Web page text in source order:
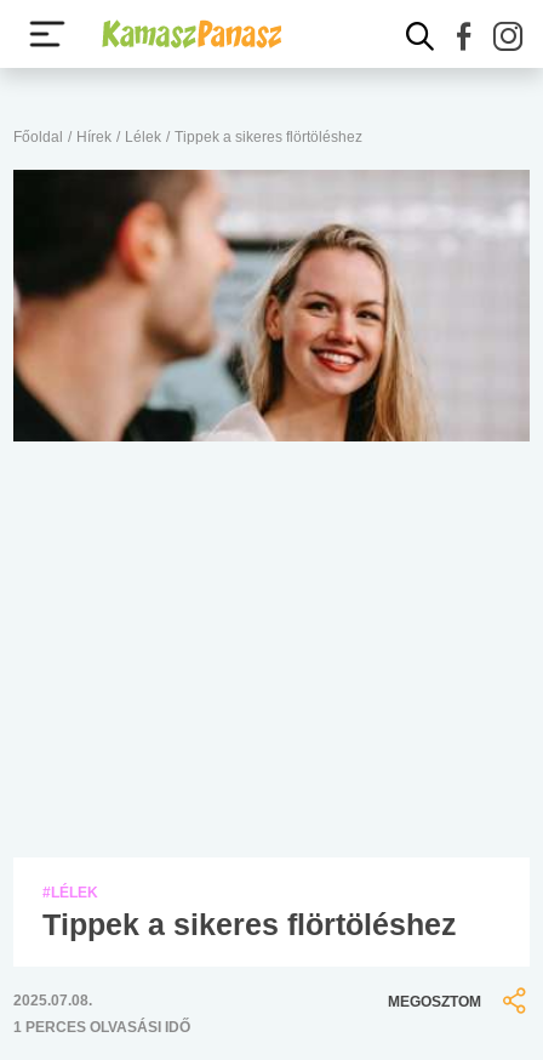
Főoldal / Hírek / Lélek / Tippek a sikeres flörtöléshez
#LÉLEK
Tippek a sikeres flörtöléshez
2025.07.08.
1 PERCES OLVASÁSI IDŐ
MEGOSZTOM